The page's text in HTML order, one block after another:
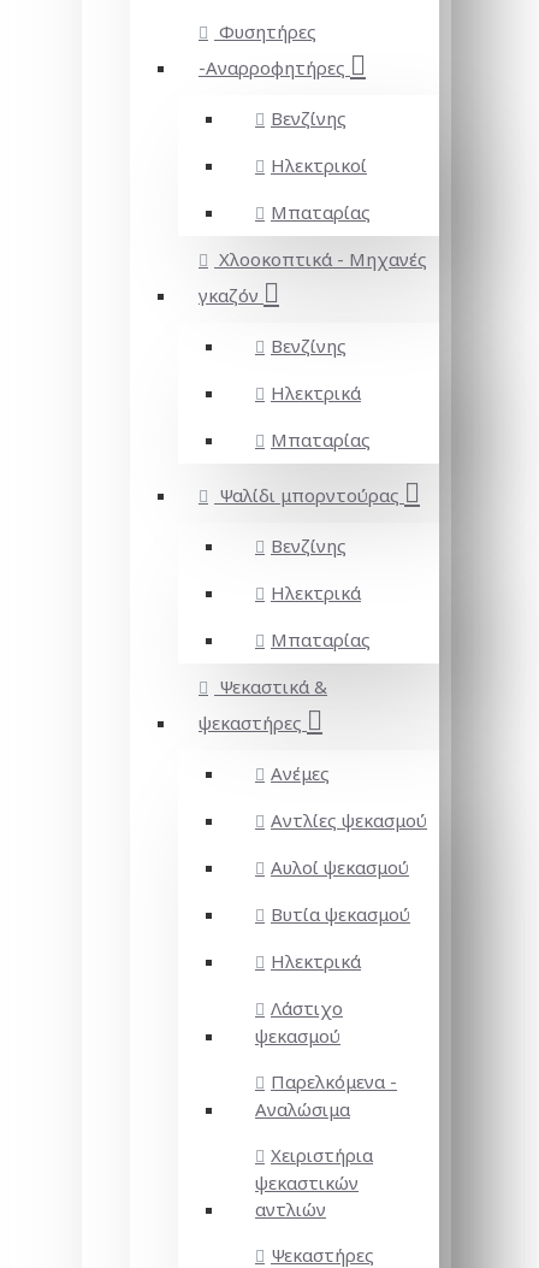
Φυσητήρες
-Αναρροφητήρες
Βενζίνης
Ηλεκτρικοί
Μπαταρίας
Χλοοκοπτικά - Μηχανές
γκαζόν
Βενζίνης
Ηλεκτρικά
Μπαταρίας
Ψαλίδι μπορντούρας
Βενζίνης
Ηλεκτρικά
Μπαταρίας
Ψεκαστικά &
ψεκαστήρες
Ανέμες
Αντλίες ψεκασμού
Αυλοί ψεκασμού
Βυτία ψεκασμού
Ηλεκτρικά
Λάστιχο
ψεκασμού
Παρελκόμενα -
Αναλώσιμα
Χειριστήρια
ψεκαστικών
αντλιών
Ψεκαστήρες